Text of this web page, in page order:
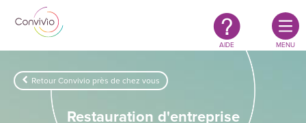
Aller au contenu principal
Restauration
authentique
responsable
AIDE MENU
Retour Convivio près de chez vous
Restauration d'entreprise